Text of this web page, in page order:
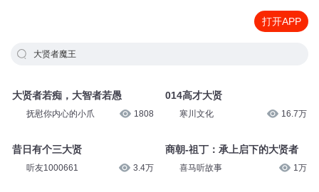
打开APP
大贤者魔王
大贤者若痴，大智者若愚
抚慰你内心的小爪 1808
昔日有个三大贤
听友1000661 3.4万
014高才大贤
寒川文化 16.7万
商朝-祖丁：承上启下的大贤者
喜马听故事 1万